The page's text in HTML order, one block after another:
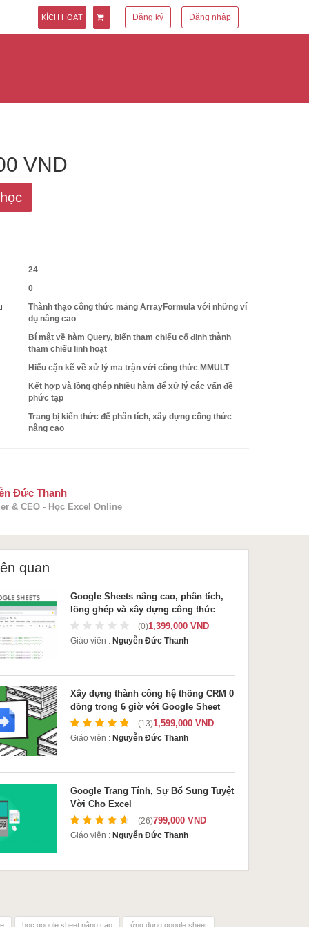
KÍCH HOẠT Đăng ký Đăng nhập
VND
24
0
Thành thạo công thức mảng ArrayFormula với những ví
dụ nâng cao
Bí mật về hàm Query, biến tham chiếu cố định thành
tham chiếu linh hoạt
Hiểu cặn kẽ về xử lý ma trận với công thức MMULT
Kết hợp và lồng ghép nhiều hàm để xử lý các vấn đề
phức tạp
Trang bị kiến thức để phân tích, xây dựng công thức
nâng cao​
Đức Thanh
& CEO - Học Excel Online
quan
Google Sheets nâng cao, phân tích,
lồng ghép và xây dựng công thức
(0)1,399,000 VND
Giáo viên : Nguyễn Đức Thanh
Xây dựng thành công hệ thống CRM 0
đồng trong 6 giờ với Google Sheet
(13)1,599,000 VND
Giáo viên : Nguyễn Đức Thanh
Google Trang Tính, Sự Bổ Sung Tuyệt
Vời Cho Excel
(26)799,000 VND
Giáo viên : Nguyễn Đức Thanh
học google sheet nâng cao ứng dụng google sheet